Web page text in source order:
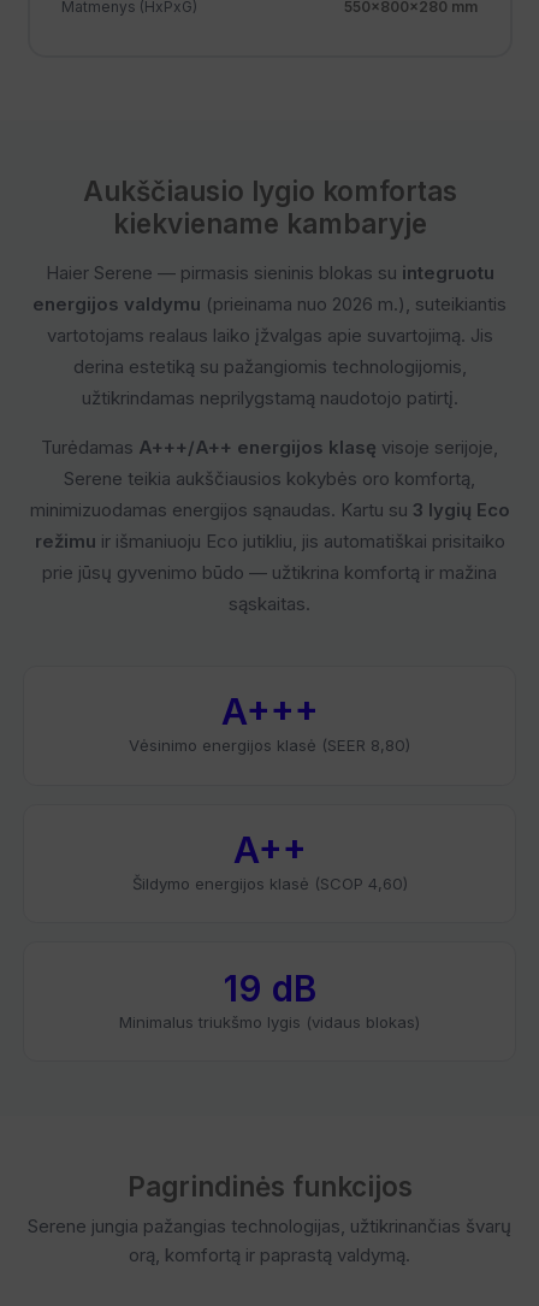
Matmenys (HxPxG) 550×800×280 mm
Aukščiausio lygio komfortas
kiekviename kambaryje
Haier Serene — pirmasis sieninis blokas su integruotu
energijos valdymu (prieinama nuo 2026 m.), suteikiantis
vartotojams realaus laiko įžvalgas apie suvartojimą. Jis
derina estetiką su pažangiomis technologijomis,
užtikrindamas neprilygstamą naudotojo patirtį.
Turėdamas A+++/A++ energijos klasę visoje serijoje,
Serene teikia aukščiausios kokybės oro komfortą,
minimizuodamas energijos sąnaudas. Kartu su 3 lygių Eco
režimu ir išmaniuoju Eco jutikliu, jis automatiškai prisitaiko
prie jūsų gyvenimo būdo — užtikrina komfortą ir mažina
sąskaitas.
A+++
Vėsinimo energijos klasė (SEER 8,80)
A++
Šildymo energijos klasė (SCOP 4,60)
19 dB
Minimalus triukšmo lygis (vidaus blokas)
Pagrindinės funkcijos
Serene jungia pažangias technologijas, užtikrinančias švarų
orą, komfortą ir paprastą valdymą.